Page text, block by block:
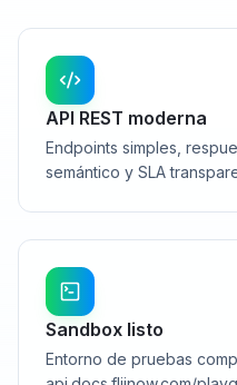
API REST moderna
Endpoints simples,
semántico y SLA
Sandbox listo
Entorno de pruebas